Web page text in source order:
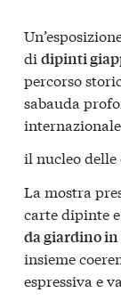
di dipinti
percorso
sabauda
il nucleo delle
La mostra
carte dipinte
da giardino
insieme
espressiva e